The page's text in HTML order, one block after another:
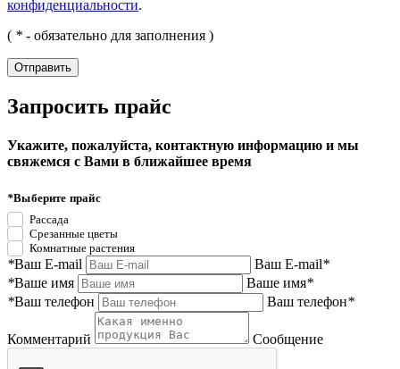
конфиденциальности.
( * - обязательно для заполнения )
Запросить прайс
Укажите, пожалуйста, контактную информацию и мы
свяжемся с Вами в ближайшее время
*Выберите прайс
Рассада
Срезанные цветы
Комнатные растения
*Ваш E-mail Ваш E-mail*
*Ваше имя Ваше имя*
*Ваш телефон Ваш телефон*
Комментарий Сообщение